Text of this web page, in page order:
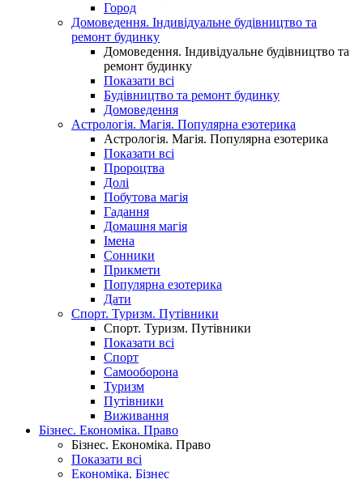
Город
Домоведення. Індивідуальне будівництво та
ремонт будинку
Домоведення. Індивідуальне будівництво та
ремонт будинку
Показати всі
Будівництво та ремонт будинку
Домоведення
Астрологія. Магія. Популярна езотерика
Астрологія. Магія. Популярна езотерика
Показати всі
Пророцтва
Долі
Побутова магія
Гадання
Домашня магія
Імена
Сонники
Прикмети
Популярна езотерика
Дати
Спорт. Туризм. Путівники
Спорт. Туризм. Путівники
Показати всі
Спорт
Самооборона
Туризм
Путівники
Виживання
Бізнес. Економіка. Право
Бізнес. Економіка. Право
Показати всі
Економіка. Бізнес